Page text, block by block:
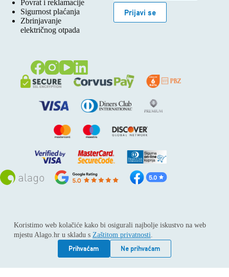
Koristimo web kolačiće kako bi osigurali najbolje iskustvo na web
mjestu Alago.hr u skladu s Zaštitom privatnosti.
Prihvaćam
Ne prihvaćam
Povrat i reklamacije
Sigurnost plaćanja
Zbrinjavanje
električnog otpada
Prijavi se
Sva prava pridržana © 2026
Alago
ALAGO d.o.o. trgovina, usluge i zastupanje stranih tvrtki /
Adresa: Horvati 112, 10436 Rakov potok / Telefon: +385 1
6539 392 / E-mail: kontakt@alago.hr / Podaci o subjektu:
Subjekt je upisan kod Trgovačkog suda u Zagrebu pod
reg.uloškom broj 1-53420. / MBS: 080046630 / OIB: